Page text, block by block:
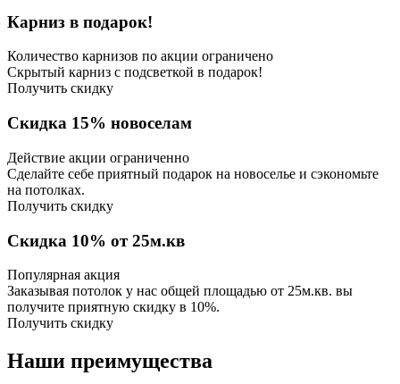
Карниз в подарок!
Количество карнизов по акции ограничено
Скрытый карниз с подсветкой в подарок!
Получить скидку
Скидка 15% новоселам
Действие акции ограниченно
Сделайте себе приятный подарок на новоселье и сэкономьте
на потолках.
Получить скидку
Скидка 10% от 25м.кв
Популярная акция
Заказывая потолок у нас общей площадью от 25м.кв. вы
получите приятную скидку в 10%.
Получить скидку
Наши преимущества